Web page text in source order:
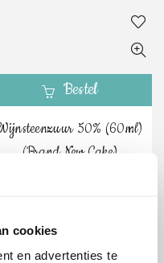
cookies
en advertenties te
Bestel
50% (60ml)
(Brand New Cake)